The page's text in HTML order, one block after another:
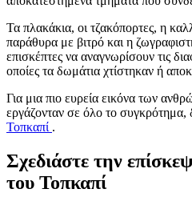
Τα πλακάκια, οι τζακόπορτες, η
παράθυρα με βιτρό και η
επισκέπτες να αναγνωρίσουν τις
οποίες τα δωμάτια χτίστηκαν ή
Για μια πιο ευρεία εικόνα των
εργάζονταν σε όλο το συγκρότημα,
Τοπκαπί .
Σχεδιάστε την
του Τοπκαπί